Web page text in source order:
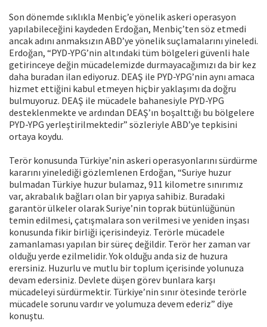
Son dönemde sıklıkla Menbiç’e yönelik askeri operasyon
yapılabileceğini kaydeden Erdoğan, Menbiç’ten söz etmedi
ancak adını anmaksızın ABD’ye yönelik suçlamalarını yineledi.
Erdoğan, “PYD-YPG’nin altındaki tüm bölgeleri güvenli hale
getirinceye değin mücadelemizde durmayacağımızı da bir kez
daha buradan ilan ediyoruz. DEAŞ ile PYD-YPG’nin aynı amaca
hizmet ettiğini kabul etmeyen hiçbir yaklaşımı da doğru
bulmuyoruz. DEAŞ ile mücadele bahanesiyle PYD-YPG
desteklenmekte ve ardından DEAŞ’ın boşalttığı bu bölgelere
PYD-YPG yerleştirilmektedir” sözleriyle ABD’ye tepkisini
ortaya koydu.
Terör konusunda Türkiye’nin askeri operasyonlarını sürdürme
kararını yinelediği gözlemlenen Erdoğan, “Suriye huzur
bulmadan Türkiye huzur bulamaz, 911 kilometre sınırımız
var, akrabalık bağları olan bir yapıya sahibiz. Buradaki
garantör ülkeler olarak Suriye’nin toprak bütünlüğünün
temin edilmesi, çatışmalara son verilmesi ve yeniden inşası
konusunda fikir birliği içerisindeyiz. Terörle mücadele
zamanlaması yapılan bir süreç değildir. Terör her zaman var
olduğu yerde ezilmelidir. Yok olduğu anda siz de huzura
erersiniz. Huzurlu ve mutlu bir toplum içerisinde yolunuza
devam edersiniz. Devlete düşen görev bunlara karşı
mücadeleyi sürdürmektir. Türkiye’nin sınır ötesinde terörle
mücadele sorunu vardır ve yolumuza devem ederiz” diye
konuştu.